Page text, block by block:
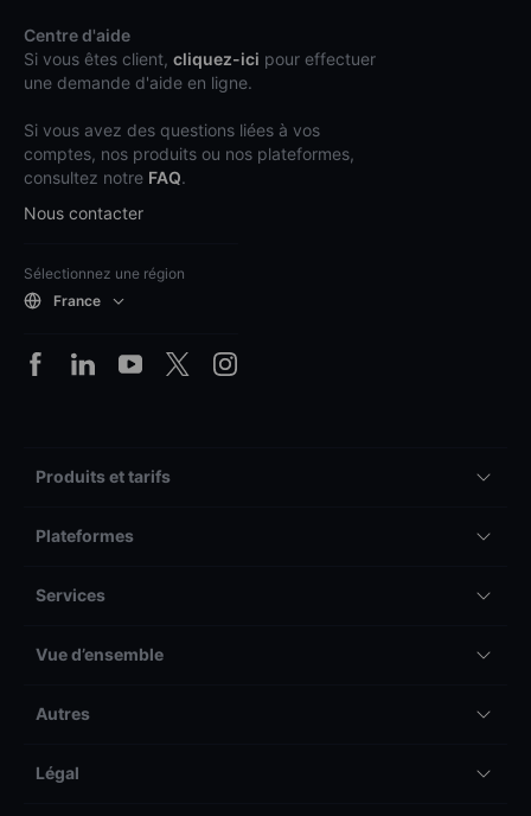
Centre d'aide
Si vous êtes client, cliquez-ici pour effectuer
une demande d'aide en ligne.
Si vous avez des questions liées à vos
comptes, nos produits ou nos plateformes,
consultez notre FAQ.
Nous contacter
Sélectionnez une région
France
Produits et tarifs
Plateformes
Services
Vue d’ensemble
Autres
Légal